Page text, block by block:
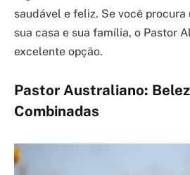
saudável e feliz. Se você
sua casa e sua família, o Pastor
excelente opção.
Pastor Australiano:
Combinadas